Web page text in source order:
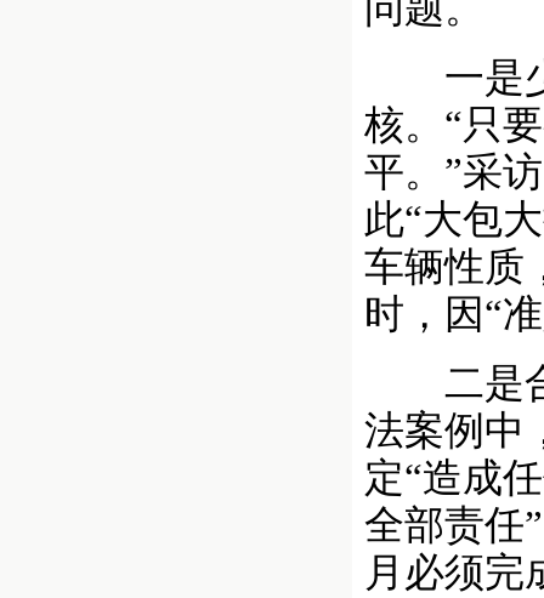
一是少
核。“只
平。”采
此“大包
车辆性质
时，因“
二是合
法案例中
定“造成
全部责任
月必须完